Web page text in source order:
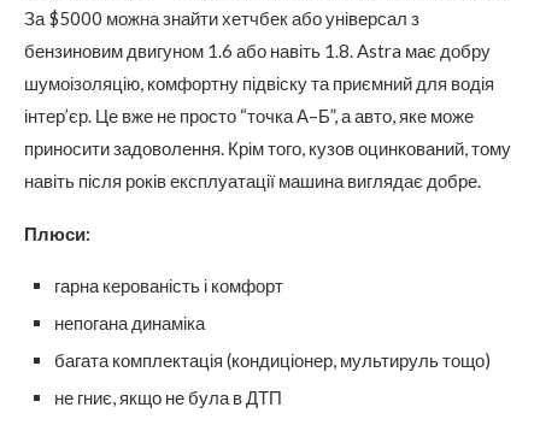
За $5000 можна знайти хетчбек або універсал з
бензиновим двигуном 1.6 або навіть 1.8. Astra має добру
шумоізоляцію, комфортну підвіску та приємний для водія
інтер’єр. Це вже не просто “точка А–Б”, а авто, яке може
приносити задоволення. Крім того, кузов оцинкований, тому
навіть після років експлуатації машина виглядає добре.
Плюси:
гарна керованість і комфорт
непогана динаміка
багата комплектація (кондиціонер, мультируль тощо)
не гниє, якщо не була в ДТП